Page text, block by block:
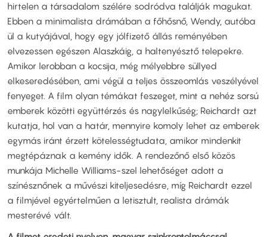
hirtelen a társadalom szélére sodródva találják magukat.
Ebben a minimalista drámában a főhősnő, Wendy, autóba
ül a kutyájával, hogy egy jólfizető állás reményében
elvezessen egészen Alaszkáig, a haltenyésztő telepekre.
Amikor lerobban a kocsija, még mélyebbre süllyed
elkeseredésében, ami végül a teljes összeomlás veszélyével
fenyeget. A film olyan témákat feszeget, mint a nehéz sorsú
emberek közötti együttérzés és nagylelkűség; Reichardt azt
kutatja, hol van a határ, mennyire komoly lehet az emberek
egymás iránt érzett kötelességtudata, amikor mindenkit
megtépáznak a kemény idők. A rendezőnő első közös
munkája Michelle Williams-szel lehetőséget adott a
színésznőnek a művészi kiteljesedésre, míg Reichardt ezzel
a filmjével egyértelműen a letisztult, realista drámák
mesterévé vált.